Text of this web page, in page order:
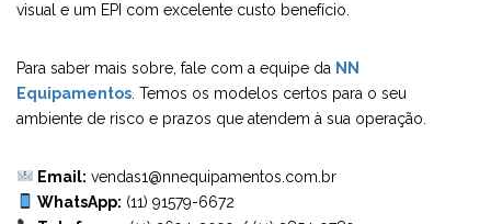
visual e um EPI com excelente custo benefício.
Para saber mais sobre, fale com a equipe da NN
Equipamentos . Temos os modelos certos para o seu
ambiente de risco e prazos que atendem à sua operação.
Email: vendas1@nnequipamentos.com.br
WhatsApp: (11) 91579-6672